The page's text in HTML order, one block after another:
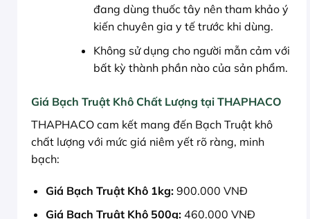
đang dùng thuốc tây nên tham khảo ý
kiến chuyên gia y tế trước khi dùng.
Không sử dụng cho người mẫn cảm với
bất kỳ thành phần nào của sản phẩm.
Giá Bạch Truật Khô Chất Lượng tại THAPHACO
THAPHACO cam kết mang đến Bạch Truật khô
chất lượng với mức giá niêm yết rõ ràng, minh
bạch:
Giá Bạch Truật Khô 1kg:900.000 VNĐ
Giá Bạch Truật Khô 500g:460.000 VNĐ